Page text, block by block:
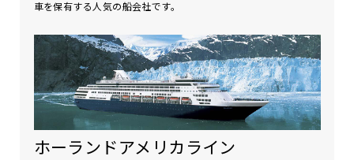
車を保有する人気の船会社です。
ホーランドアメリカライン